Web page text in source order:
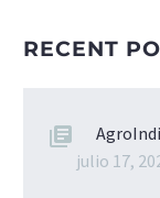
RECENT
julio 17,